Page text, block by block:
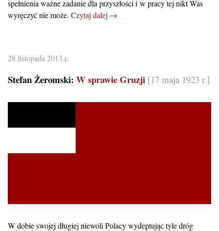
spełnienia ważne zadanie dla przyszłości i w pracy tej nikt Was
wyręczyć nie może. Czytaj dalej →
28 listopada 2013 r.
Stefan Żeromski: W sprawie Gruzji [17 maja 1923 r.]
W dobie swojej długiej niewoli Polacy wydeptując tyle dróg